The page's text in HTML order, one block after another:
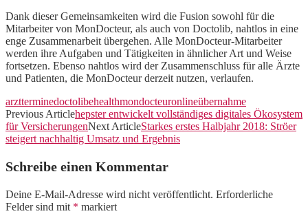
Dank dieser Gemeinsamkeiten wird die Fusion sowohl für die
Mitarbeiter von MonDocteur, als auch von Doctolib, nahtlos in eine
enge Zusammenarbeit übergehen. Alle MonDocteur-Mitarbeiter
werden ihre Aufgaben und Tätigkeiten in ähnlicher Art und Weise
fortsetzen. Ebenso nahtlos wird der Zusammenschluss für alle Ärzte
und Patienten, die MonDocteur derzeit nutzen, verlaufen.
arztterminedoctolibehealthmondocteuronlineübernahme
Previous Articlehepster entwickelt vollständiges digitales Ökosystem
für VersicherungenNext ArticleStarkes erstes Halbjahr 2018: Ströer
steigert nachhaltig Umsatz und Ergebnis
Schreibe einen Kommentar
Deine E-Mail-Adresse wird nicht veröffentlicht. Erforderliche
Felder sind mit * markiert